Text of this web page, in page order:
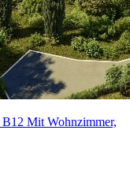
Mit Wohnzimmer,